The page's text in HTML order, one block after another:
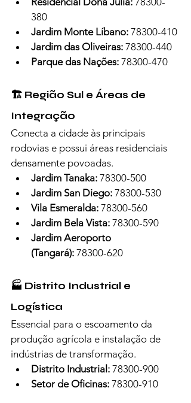
380
Jardim Monte Líbano: 78300-410
Jardim das Oliveiras: 78300-440
Parque das Nações: 78300-470
🏗️ Região Sul e Áreas de
Integração
Conecta a cidade às principais
rodovias e possui áreas residenciais
densamente povoadas.
Jardim Tanaka: 78300-500
Jardim San Diego: 78300-530
Vila Esmeralda: 78300-560
Jardim Bela Vista: 78300-590
Jardim Aeroporto
(Tangará): 78300-620
🏭 Distrito Industrial e
Logística
Essencial para o escoamento da
produção agrícola e instalação de
indústrias de transformação.
Distrito Industrial: 78300-900
Setor de Oficinas: 78300-910